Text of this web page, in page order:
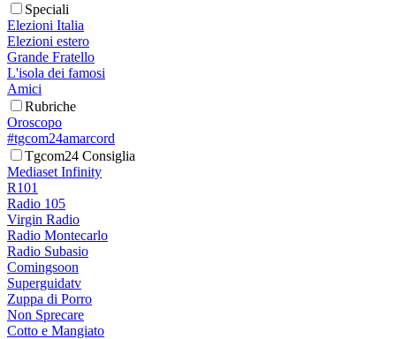
Speciali
Elezioni Italia
Elezioni estero
Grande Fratello
L'isola dei famosi
Amici
Rubriche
Oroscopo
#tgcom24amarcord
Tgcom24 Consiglia
Mediaset Infinity
R101
Radio 105
Virgin Radio
Radio Montecarlo
Radio Subasio
Comingsoon
Superguidatv
Zuppa di Porro
Non Sprecare
Cotto e Mangiato